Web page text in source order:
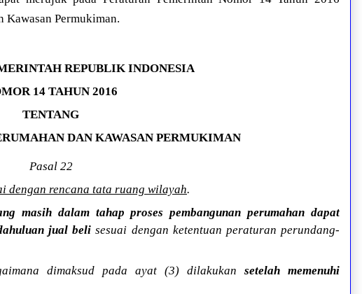
Kawasan Permukiman.
REPUBLIK INDONESIA
14 TAHUN 2016
TENTANG
DAN KAWASAN PERMUKIMAN
Pasal 22
dengan rencana tata ruang wilayah.
masih dalam tahap proses pembangunan perumahan dapat
jual beli sesuai dengan ketentuan peraturan perundang-
dimaksud pada ayat (3) dilakukan setelah memenuhi